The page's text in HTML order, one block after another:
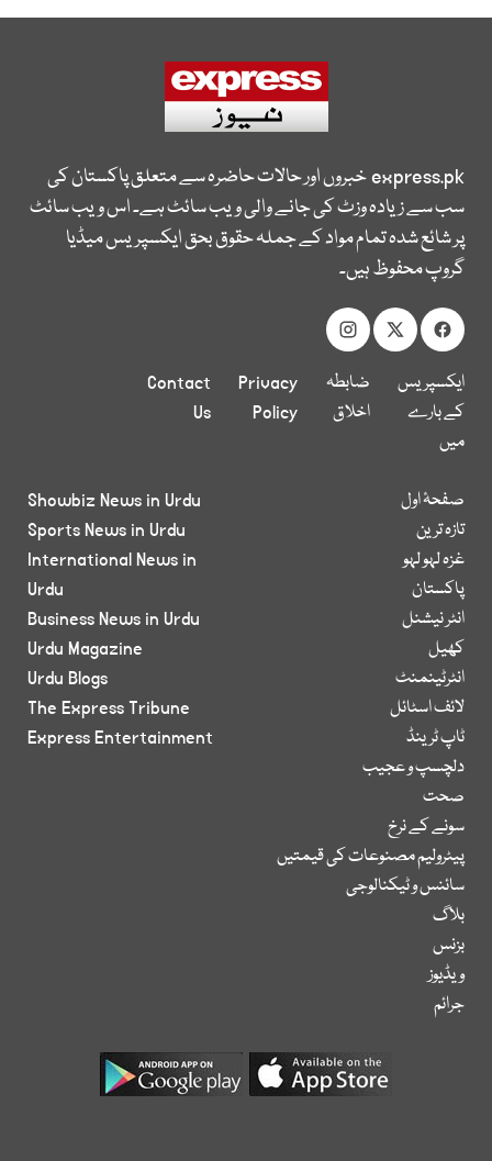
express.pkخبروں اور حالات حاضرہ سے متعلق پاکستان کی
سب سے زیادہ وزٹ کی جانے والی ویب سائٹ ہے۔ اس ویب سائٹ
پر شائع شدہ تمام مواد کے جملہ حقوق بحق ایکسپریس میڈیا
گروپ محفوظ ہیں۔
ایکسپریس
کے بارے
میں
ضابطہ
اخلاق
Privacy
Policy
Contact
Us
صفحۂ اول
تازہ ترین
غزہ لہو لہو
پاکستان
انٹر نیشنل
کھیل
انٹرٹینمنٹ
لائف اسٹائل
ٹاپ ٹرینڈ
دلچسپ و عجیب
صحت
سونے کے نرخ
پیٹرولیم مصنوعات کی قیمتیں
سائنس و ٹیکنالوجی
بلاگ
بزنس
ویڈیوز
جرائم
Showbiz News in Urdu
Sports News in Urdu
International News in
Urdu
Business News in Urdu
Urdu Magazine
Urdu Blogs
The Express Tribune
Express Entertainment